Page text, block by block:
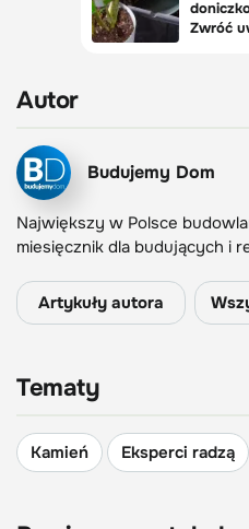
Autor
Budujemy Dom
Największy w Polsce
miesięcznik dla budujących i
Artykuły autora
Tematy
Kamień Eksperci radzą